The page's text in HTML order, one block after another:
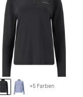
+5 Farben